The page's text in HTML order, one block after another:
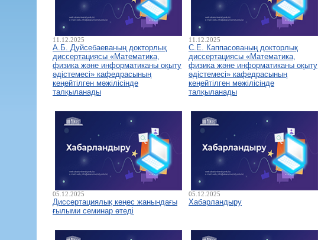
11.12.2025
А.Б. Дуйсебаеваның докторлық
диссертациясы «Математика,
физика және информатиканы оқыту
әдістемесі» кафедрасының
кеңейтілген мәжілісінде
талқыланады
11.12.2025
С.Е. Каппасованың докторлық
диссертациясы «Математика,
физика және информатиканы оқыту
әдістемесі» кафедрасының
кеңейтілген мәжілісінде
талқыланады
05.12.2025
Диссертациялық кеңес жанындағы
ғылыми семинар өтеді
05.12.2025
Хабарландыру